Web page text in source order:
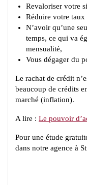
Revaloriser votre
Réduire votre taux
N’avoir qu’une
temps, ce qui va
mensualité,
Vous dégager du
Le rachat de crédit
beaucoup de crédits
marché (inflation).
A lire : Le pouvoir
Pour une étude
dans notre agence à